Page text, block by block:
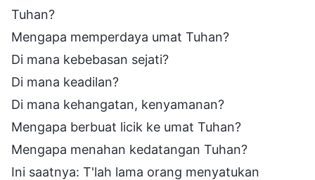
Tuhan?
Mengapa memperdaya umat Tuhan?
Di mana kebebasan sejati?
Di mana keadilan?
Di mana kehangatan, kenyamanan?
Mengapa berbuat licik ke umat Tuhan?
Mengapa menahan kedatangan Tuhan?
Ini saatnya: T'lah lama orang menyatukan